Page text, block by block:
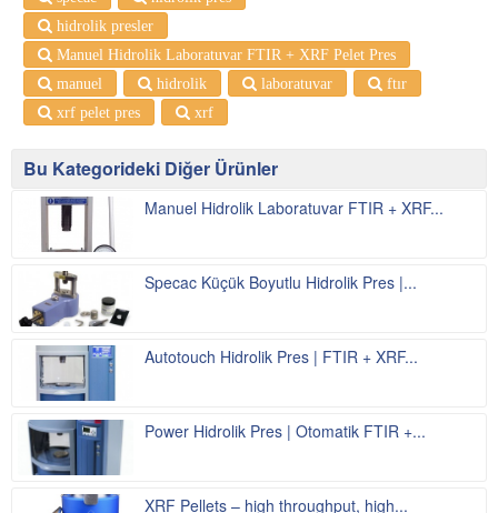
hidrolik presler
Manuel Hidrolik Laboratuvar FTIR + XRF Pelet Pres
manuel
hidrolik laboratuvar
ftır
xrf pelet pres
xrf
Bu Kategorideki Diğer Ürünler
Manuel Hidrolik Laboratuvar FTIR + XRF...
Specac Küçük Boyutlu Hidrolik Pres |...
Autotouch Hidrolik Pres | FTIR + XRF...
Power Hidrolik Pres | Otomatik FTIR +...
XRF Pellets – high throughput, high...